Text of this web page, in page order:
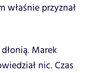
właśnie przyznał
Marek
nic. Czas